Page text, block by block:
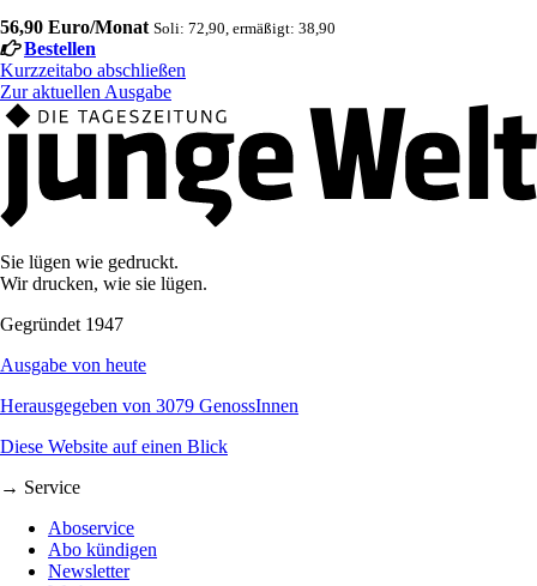
56,90 Euro/Monat Soli: 72,90, ermäßigt: 38,90
Bestellen
Kurzzeitabo abschließen
Zur aktuellen Ausgabe
Sie lügen wie gedruckt.
Wir drucken, wie sie lügen.
Gegründet 1947
Ausgabe von heute
Herausgegeben von 3079 GenossInnen
Diese Website auf einen Blick
→ Service
Aboservice
Abo kündigen
Newsletter